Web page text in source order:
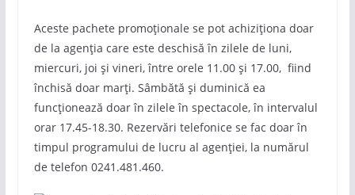
Aceste pachete promoționale se pot achiziționa doar
de la agenția care este deschisă în zilele de luni,
miercuri, joi și vineri, între orele 11.00 și 17.00, fiind
închisă doar marți. Sâmbătă și duminică ea
funcționează doar în zilele în spectacole, în intervalul
orar 17.45-18.30. Rezervări telefonice se fac doar în
timpul programului de lucru al agenției, la numărul
de telefon 0241.481.460.